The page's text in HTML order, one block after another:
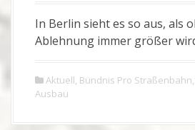
In Berlin sieht es so aus, als
Ablehnung immer größer
Aktuell, Bündnis Pro Straßenbahn,
Ausbau